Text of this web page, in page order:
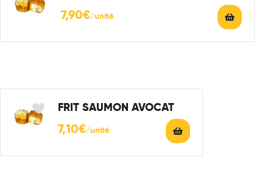
7,90€
FRIT SAUMON AVOCAT
7,10€